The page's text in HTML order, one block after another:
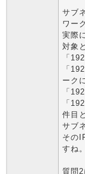
サブ
ワー
実際
対象
「
「
ーク
「
「
件目
サブ
その
すね。
質問